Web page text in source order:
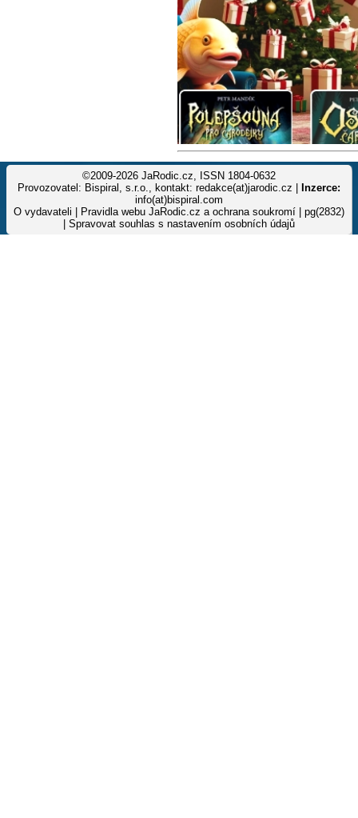
©2009-2026 JaRodic.cz, ISSN 1804-0632
Provozovatel: Bispiral, s.r.o., kontakt: redakce(at)jarodic.cz |
Inzerce:
info(at)bispiral.com
O vydavateli
Pravidla webu JaRodic.cz a ochrana soukromí | pg(2832)
Spravovat souhlas s nastavením osobních údajů